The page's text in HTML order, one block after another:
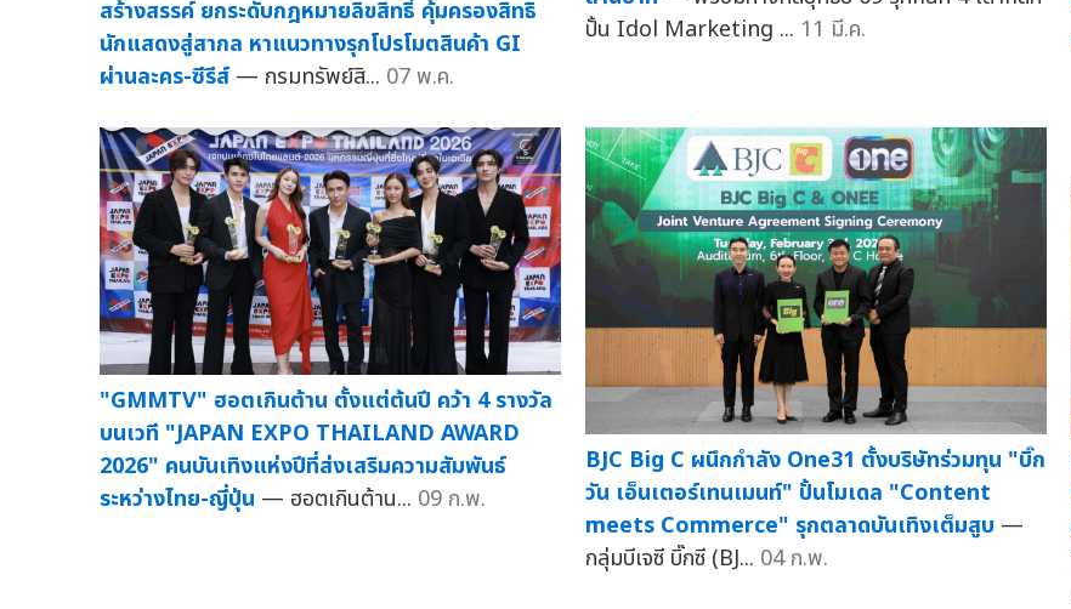
สร้างสรรค์ ยกระดับกฎหมายลิขสิทธิ์ คุ้มครองสิทธิ
นักแสดงสู่สากล หาแนวทางรุกโปรโมตสินค้า GI
ผ่านละคร-ซีรีส์ — กรมทรัพย์สิ... 07 พ.ค.
ปั้น Idol Marketing ... 11 มี.ค.
"GMMTV" ฮอตเกินต้าน ตั้งแต่ต้นปี คว้า 4 รางวัล
บนเวที "JAPAN EXPO THAILAND AWARD
2026" คนบันเทิงแห่งปีที่ส่งเสริมความสัมพันธ์
ระหว่างไทย-ญี่ปุ่น — ฮอตเกินต้าน... 09 ก.พ.
BJC Big C ผนึกกำลัง One31 ตั้งบริษัทร่วมทุน "บิ๊ก
วัน เอ็นเตอร์เทนเมนท์" ปั้นโมเดล "Content
meets Commerce" รุกตลาดบันเทิงเต็มสูบ —
กลุ่มบีเจซี บิ๊กซี (BJ... 04 ก.พ.